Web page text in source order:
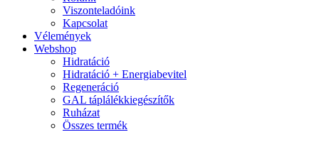
Viszonteladóink
Kapcsolat
Vélemények
Webshop
Hidratáció
Hidratáció + Energiabevitel
Regeneráció
GAL táplálékkiegészítők
Ruházat
Összes termék